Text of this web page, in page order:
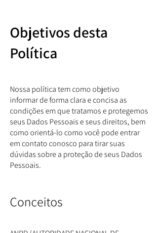
Objetivos desta
Política
Nossa política tem como objetivo
informar de forma clara e concisa as
condições em que tratamos e protegemos
seus Dados Pessoais e seus direitos, bem
como orientá-lo como você pode entrar
em contato conosco para tirar suas
dúvidas sobre a proteção de seus Dados
Pessoais.
Conceitos